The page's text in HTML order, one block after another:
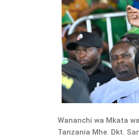
Wananchi wa Mkata
Tanzania Mhe. Dkt.